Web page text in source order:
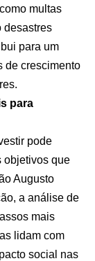
multas
desastres
para um
de crescimento
para
pode
objetivos que
Augusto
a análise de
mais
lidam com
social nas